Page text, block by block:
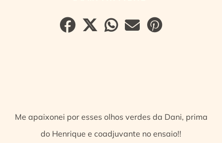
Me apaixonei por esses olhos verdes da Dani, prima
do Henrique e coadjuvante no ensaio!!